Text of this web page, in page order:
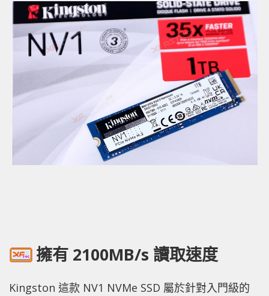
擁有 2100MB/s 讀取速度
Kingston 這款 NV1 NVMe SSD 屬於針對入門級的